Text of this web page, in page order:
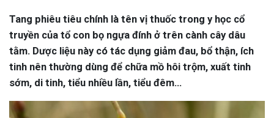
Tang phiêu tiêu chính là tên vị thuốc trong y học cổ
truyền của tổ con bọ ngựa đính ở trên cành cây dâu
tằm. Dược liệu này có tác dụng giảm đau, bổ thận, ích
tinh nên thường dùng để chữa mồ hôi trộm, xuất tinh
sớm, di tinh, tiểu nhiều lần, tiểu đêm…